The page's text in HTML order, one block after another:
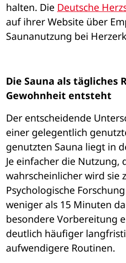
halten. Die Deutsche
auf ihrer Website über
Saunanutzung bei
Die Sauna als tägliches
Gewohnheit entsteht
Der entscheidende
einer gelegentlich
genutzten Sauna liegt in
Je einfacher die Nutzung,
wahrscheinlicher wird sie
Psychologische
weniger als 15 Minuten
besondere Vorbereitung
deutlich häufiger
aufwendigere Routinen.